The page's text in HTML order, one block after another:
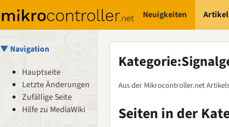
Neuigkeiten Artikel
▼ Navigation
Hauptseite
Letzte Änderungen
Zufällige Seite
Hilfe zu MediaWiki
Kategorie:
Aus der Mikrocontroller.net
Seiten in der